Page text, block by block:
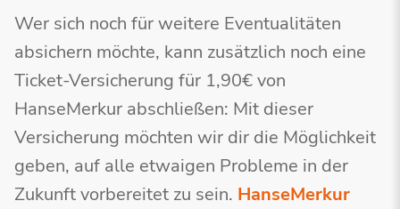
Wer sich noch für weitere Eventualitäten
absichern möchte, kann zusätzlich noch eine
Ticket-Versicherung für 1,90€ von
HanseMerkur abschließen: Mit dieser
Versicherung möchten wir dir die Möglichkeit
geben, auf alle etwaigen Probleme in der
Zukunft vorbereitet zu sein. HanseMerkur